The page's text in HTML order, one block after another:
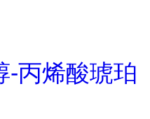
-丙烯酸琥珀